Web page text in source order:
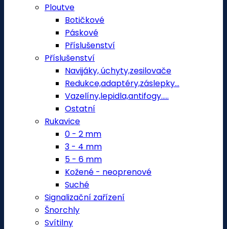
Ploutve
Botičkové
Páskové
Příslušenství
Příslušenství
Navijáky, úchyty,zesilovače
Redukce,adaptéry,záslepky...
Vazelíny,lepidla,antifogy.....
Ostatní
Rukavice
0 - 2 mm
3 - 4 mm
5 - 6 mm
Kožené - neoprenové
Suché
Signalizační zařízení
Šnorchly
Svítilny